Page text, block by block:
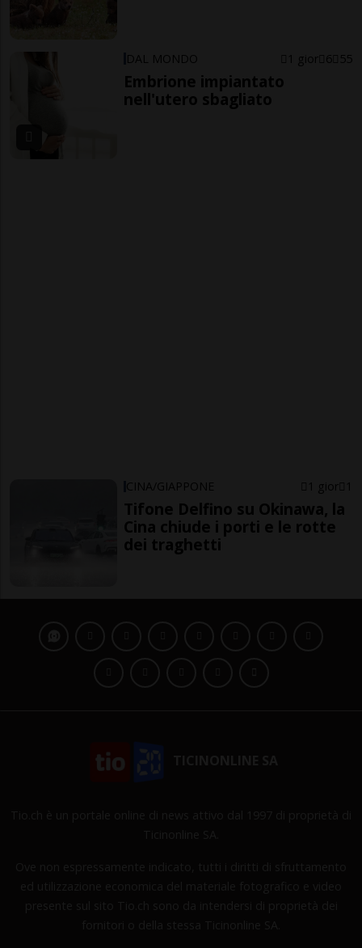
DAL MONDO 1 gior 6 55
Embrione impiantato
nell'utero sbagliato
CINA/GIAPPONE 1 gior 1
Tifone Delfino su Okinawa, la
Cina chiude i porti e le rotte
dei traghetti